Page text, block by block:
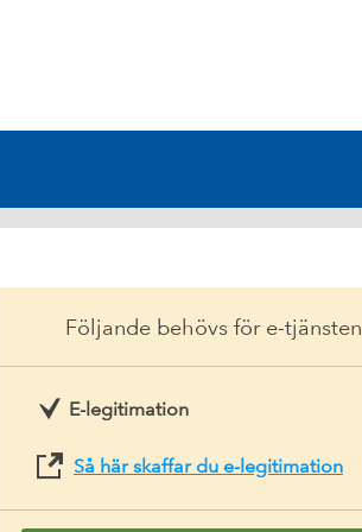
Följande behövs för e-tjänsten
E-legitimation
Så här skaffar du e-legitimation